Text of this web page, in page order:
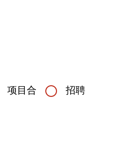
项目合 招聘